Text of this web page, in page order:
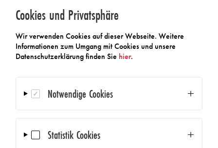
Cookies und Privatsphäre
Wir verwenden Cookies auf dieser Webseite. Weitere
Informationen zum Umgang mit Cookies und unsere
Datenschutzerklärung finden Sie hier.
Notwendige Cookies
Statistik Cookies